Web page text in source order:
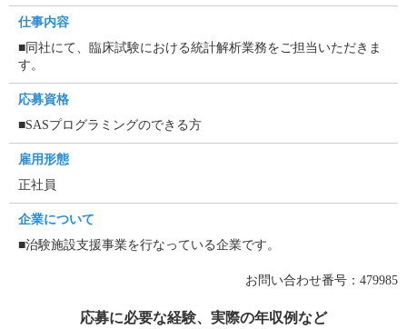
仕事内容
■同社にて、臨床試験における統計解析業務をご担当いただきま
す。
応募資格
■SASプログラミングのできる方
雇用形態
正社員
企業について
■治験施設支援事業を行なっている企業です。
お問い合わせ番号：479985
応募に必要な経験、実際の年収例など